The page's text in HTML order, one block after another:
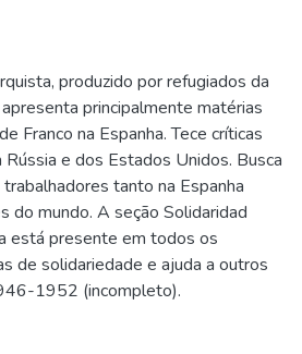
produzido por refugiados da
principalmente matérias
Franco na Espanha. Tece críticas
e dos Estados Unidos. Busca
tanto na Espanha
do mundo. A seção Solidaridad
está presente em todos os
de solidariedade e ajuda a outros
1952 (incompleto).